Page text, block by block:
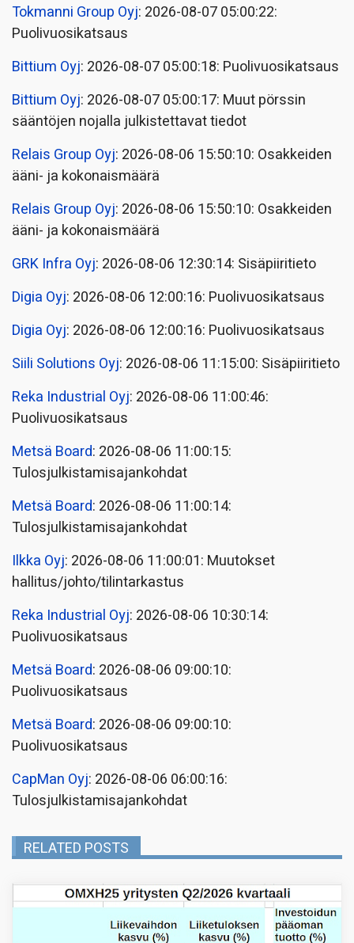
Tokmanni Group Oyj: 2026-08-07 05:00:22:
Puolivuosikatsaus
Bittium Oyj: 2026-08-07 05:00:18: Puolivuosikatsaus
Bittium Oyj: 2026-08-07 05:00:17: Muut pörssin
sääntöjen nojalla julkistettavat tiedot
Relais Group Oyj: 2026-08-06 15:50:10: Osakkeiden
ääni- ja kokonaismäärä
Relais Group Oyj: 2026-08-06 15:50:10: Osakkeiden
ääni- ja kokonaismäärä
GRK Infra Oyj: 2026-08-06 12:30:14: Sisäpiiritieto
Digia Oyj: 2026-08-06 12:00:16: Puolivuosikatsaus
Digia Oyj: 2026-08-06 12:00:16: Puolivuosikatsaus
Siili Solutions Oyj: 2026-08-06 11:15:00: Sisäpiiritieto
Reka Industrial Oyj: 2026-08-06 11:00:46:
Puolivuosikatsaus
Metsä Board: 2026-08-06 11:00:15:
Tulosjulkistamisajankohdat
Metsä Board: 2026-08-06 11:00:14:
Tulosjulkistamisajankohdat
Ilkka Oyj: 2026-08-06 11:00:01: Muutokset
hallitus/johto/tilintarkastus
Reka Industrial Oyj: 2026-08-06 10:30:14:
Puolivuosikatsaus
Metsä Board: 2026-08-06 09:00:10:
Puolivuosikatsaus
Metsä Board: 2026-08-06 09:00:10:
Puolivuosikatsaus
CapMan Oyj: 2026-08-06 06:00:16:
Tulosjulkistamisajankohdat
RELATED POSTS